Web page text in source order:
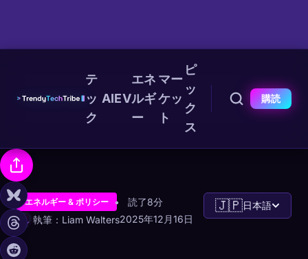
テ
ッ
ク
AIEV
エネ
ルギ
ー
マー
ケッ
ト
ピ
ッ
ク
ス
購読
エネルギー & ポリシー
読了8分
執筆：Liam Walters2025年12月16日
🇯🇵日本語